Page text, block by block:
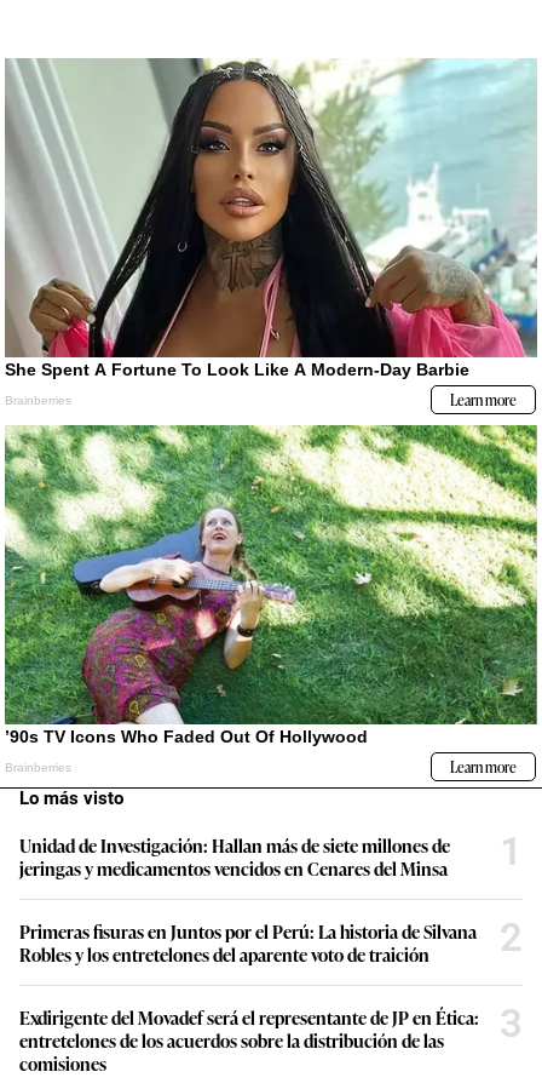
Lo más visto
Unidad de Investigación: Hallan más de siete millones de
jeringas y medicamentos vencidos en Cenares del Minsa
1
Primeras fisuras en Juntos por el Perú: La historia de Silvana
Robles y los entretelones del aparente voto de traición
2
Exdirigente del Movadef será el representante de JP en Ética:
entretelones de los acuerdos sobre la distribución de las
comisiones
3